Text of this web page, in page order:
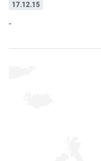
17.12.15
-